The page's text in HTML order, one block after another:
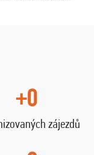
+0
zájezdů